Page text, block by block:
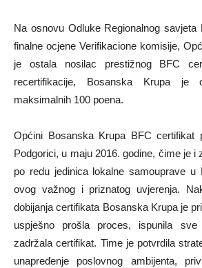
Na osnovu Odluke Regionalnog
finalne ocjene Verifikacione komisije,
je ostala nosilac prestižnog BFC
recertifikacije, Bosanska Krupa je
maksimalnih 100 poena.
Općini Bosanska Krupa BFC
Podgorici, u maju 2016. godine, čime je i
po redu jedinica lokalne samouprave u
ovog važnog i priznatog uvjerenja.
dobijanja certifikata Bosanska Krupa je
uspješno prošla proces, ispunila
zadržala certifikat. Time je potvrdila
unapređenje poslovnog ambijenta,